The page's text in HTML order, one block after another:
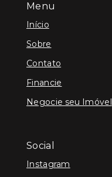
Menu
Início
Sobre
Contato
Financie
Negocie seu Imóvel
Social
Instagram